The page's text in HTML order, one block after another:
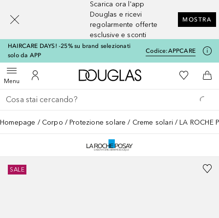
Scarica ora l'app
Douglas e ricevi
regolarmente offerte
esclusive e sconti
MOSTRA
HAIRCARE DAYS! -25% su brand selezionati
solo da APP
Codice:APPCARE
MenuApri menuAl Mio Account
A Douglas HomeAlla Mia
Al
Torna indietro
Esegui ricerca
Homepage Corpo Protezione solare Creme solari LA ROCHE
SALE
[navigation.slideout.screenreader]